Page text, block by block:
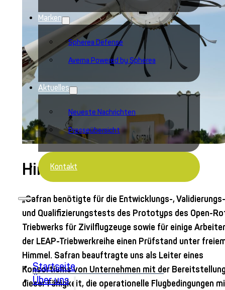
Marken
Spherea Defense
Averna Powered by Spherea
Aktuelles
Neueste Nachrichten
Presseübersicht
Kontakt
Startseite
Über uns
Hintergrund
„Safran benötigte für die Entwicklungs-, Validierungs-
und Qualifizierungstests des Prototyps des Open-
Triebwerks für Zivilflugzeuge sowie für einige
der LEAP-Triebwerkreihe einen Prüfstand unter
Himmel. Safran beauftragte uns als Leiter eines
Konsortiums von Unternehmen mit der
dieser Fähigkeit, die operationelle Flugbedingungen